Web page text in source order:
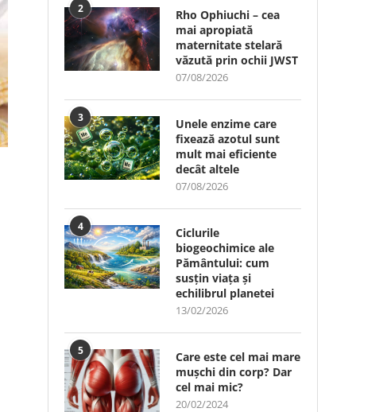
2
Rho Ophiuchi – cea
mai apropiată
maternitate stelară
văzută prin ochii JWST
07/08/2026
3
Unele enzime care
fixează azotul sunt
mult mai eficiente
decât altele
07/08/2026
4
Ciclurile
biogeochimice ale
Pământului: cum
susțin viața și
echilibrul planetei
13/02/2026
5
Care este cel mai mare
mușchi din corp? Dar
cel mai mic?
20/02/2024